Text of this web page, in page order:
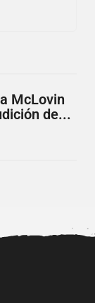
McLovin
de...